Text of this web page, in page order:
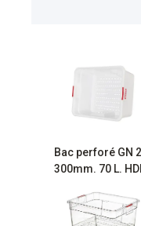
Bac perforé GN
300mm. 70 L.